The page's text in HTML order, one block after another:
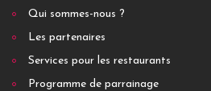
Qui sommes-nous ?
Les partenaires
Services pour les restaurants
Programme de parrainage